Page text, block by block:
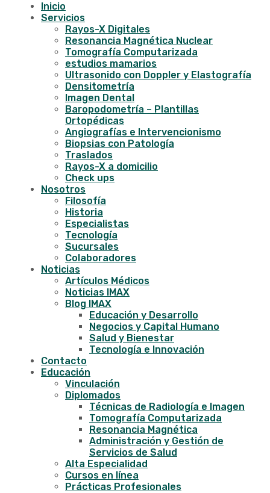
Inicio
Servicios
Rayos-X Digitales
Resonancia Magnética Nuclear
Tomografía Computarizada
estudios mamarios
Ultrasonido con Doppler y Elastografía
Densitometría
Imagen Dental
Baropodometría – Plantillas
Ortopédicas
Angiografías e Intervencionismo
Biopsias con Patología
Traslados
Rayos-X a domicilio
Check ups
Nosotros
Filosofía
Historia
Especialistas
Tecnología
Sucursales
Colaboradores
Noticias
Artículos Médicos
Noticias IMAX
Blog IMAX
Educación y Desarrollo
Negocios y Capital Humano
Salud y Bienestar
Tecnología e Innovación
Contacto
Educación
Vinculación
Diplomados
Técnicas de Radiología e Imagen
Tomografía Computarizada
Resonancia Magnética
Administración y Gestión de
Servicios de Salud
Alta Especialidad
Cursos en línea
Prácticas Profesionales